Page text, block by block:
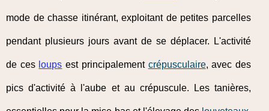
mode de chasse itinérant, exploitant de petites parcelles
pendant plusieurs jours avant de se déplacer. L'activité
de ces loups est principalement crépusculaire, avec des
pics d'activité à l'aube et au crépuscule. Les tanières,